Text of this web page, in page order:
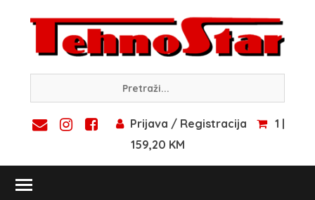
content
Prijava / Registracija
1 |
159,20 KM